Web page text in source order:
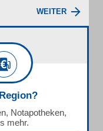
WEITER
Notapotheken,
mehr.